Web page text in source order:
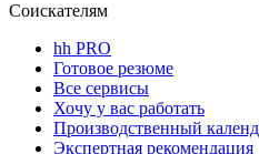
Соискателям
hh PRO
Готовое резюме
Все сервисы
Хочу у вас работать
Производственный
Экспертная рекомендация